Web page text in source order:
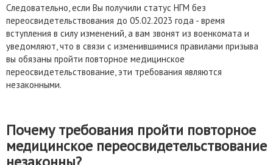
Следовательно, если Вы получили статус НГМ без
переосвидетельствования до 05.02.2023 года - время
вступления в силу изменений, а вам звонят из военкомата и
уведомляют, что в связи с изменившимися правилами призыва
вы обязаны пройти повторное медицинское
переосвидетельствование, эти требования являются
незаконными.
Почему требования пройти повторное
медицинское переосвидетельствование